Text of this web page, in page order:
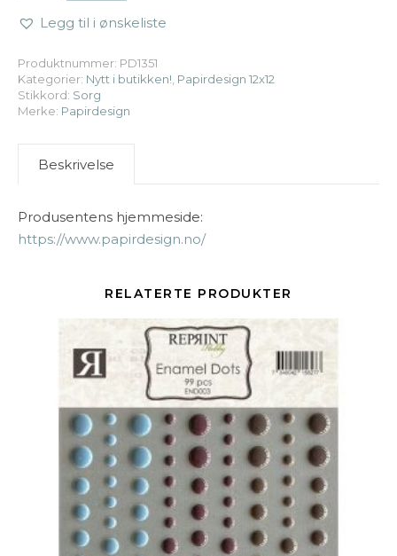
Legg til i ønskeliste
Produktnummer: PD1351
Kategorier: Nytt i butikken!, Papirdesign 12x12
Stikkord: Sorg
Merke: Papirdesign
Beskrivelse
Produsentens hjemmeside:
https://www.papirdesign.no/
RELATERTE PRODUKTER